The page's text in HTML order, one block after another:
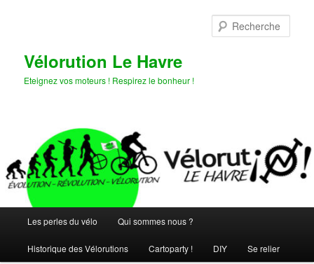
Vélorution Le Havre
Eteignez vos moteurs ! Respirez le bonheur !
principal
Les perles du vélo Qui sommes nous ?
Historique des Vélorutions Cartoparty ! DIY Se relier